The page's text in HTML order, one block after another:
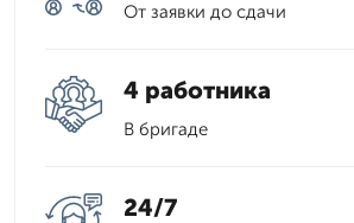
От заявки до сдачи
4 работника
В бригаде
24/7